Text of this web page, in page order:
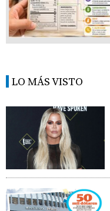
LO MÁS VISTO